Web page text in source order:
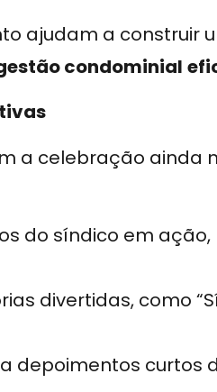
ajudam a construir
condominial
a celebração ainda
do síndico em
divertidas, como
depoimentos curtos